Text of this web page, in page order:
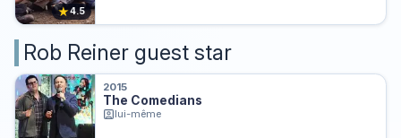
★4.5
Rob Reiner guest star
2015
The Comedians
lui-même